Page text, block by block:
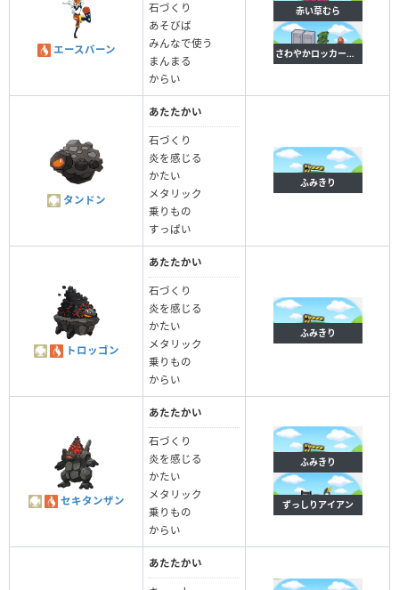
エースバーン
石づくり
あそびば
みんなで使う
まんまる
からい
赤い草むら
さわやかロッカールーム
タンドン
あたたかい
石づくり
炎を感じる
かたい
メタリック
乗りもの
すっぱい
ふみきり
トロッゴン
あたたかい
石づくり
炎を感じる
かたい
メタリック
乗りもの
からい
ふみきり
セキタンザン
あたたかい
石づくり
炎を感じる
かたい
メタリック
乗りもの
からい
ふみきり
ずっしりアイアン
あたたかい